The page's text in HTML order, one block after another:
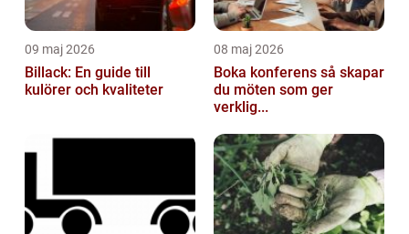
09 maj 2026
Billack: En guide till
kulörer och kvaliteter
08 maj 2026
Boka konferens så skapar
du möten som ger
verklig...